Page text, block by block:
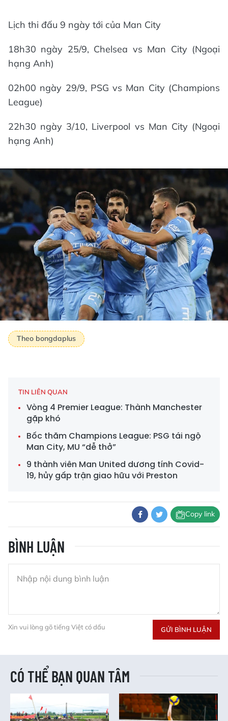
Lịch thi đấu 9 ngày tới của Man City
18h30 ngày 25/9, Chelsea vs Man City (Ngoại
hạng Anh)
02h00 ngày 29/9, PSG vs Man City (Champions
League)
22h30 ngày 3/10, Liverpool vs Man City (Ngoại
hạng Anh)
Theo bongdaplus
TIN LIÊN QUAN
Vòng 4 Premier League: Thành Manchester
gặp khó
Bốc thăm Champions League: PSG tái ngộ
Man City, MU “dễ thở”
9 thành viên Man United dương tính Covid-
19, hủy gấp trận giao hữu với Preston
Copy link
BÌNH LUẬN
Xin vui lòng gõ tiếng Việt có dấu GỬI BÌNH LUẬN
CÓ THỂ BẠN QUAN TÂM